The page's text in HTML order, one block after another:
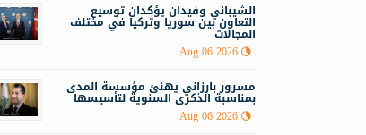
الشيباني وفيدان يؤكدان توسيع
التعاون بين سوريا وتركيا في مختلف
المجالات
Aug 06 2026
مسرور بارزاني يهنئ مؤسسة المدى
بمناسبة الذكرى السنوية لتأسيسها
Aug 06 2026